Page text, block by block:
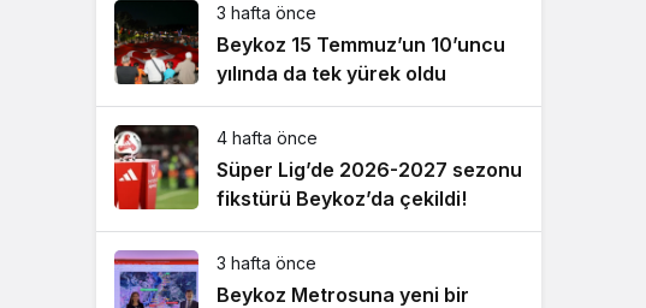
3 hafta önce
Beykoz 15 Temmuz’un 10’uncu
yılında da tek yürek oldu
4 hafta önce
Süper Lig’de 2026-2027 sezonu
fikstürü Beykoz’da çekildi!
3 hafta önce
Beykoz Metrosuna yeni bir